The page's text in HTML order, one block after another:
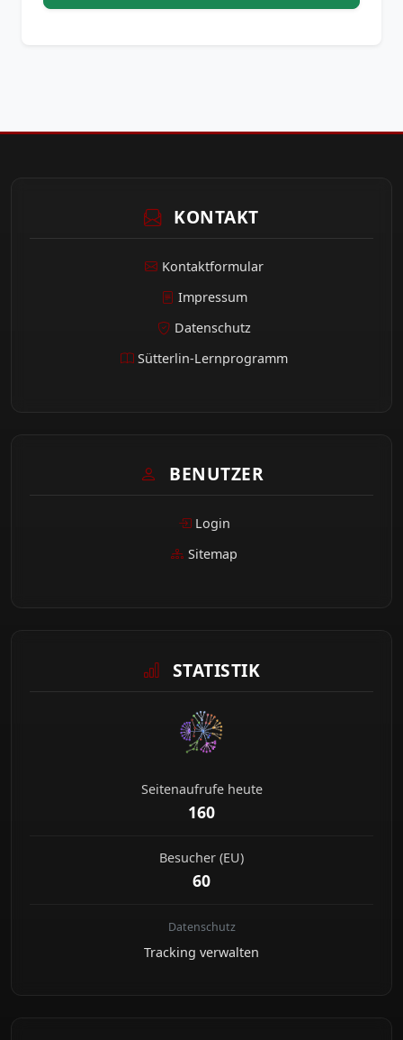
KONTAKT
Kontaktformular
Impressum
Datenschutz
Sütterlin-Lernprogramm
BENUTZER
Login
Sitemap
STATISTIK
Seitenaufrufe heute
160
Besucher (EU)
60
Datenschutz
Tracking verwalten